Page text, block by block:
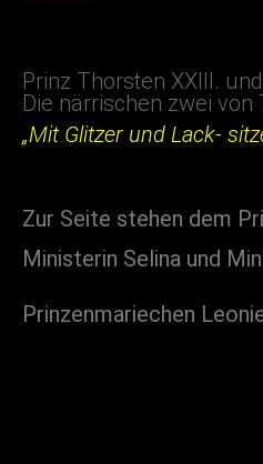
Prinz Thorsten XXIII.
Die närrischen zwei
„Mit Glitzer und Lack-
Zur Seite stehen dem
Ministerin Selina und
Prinzenmariechen